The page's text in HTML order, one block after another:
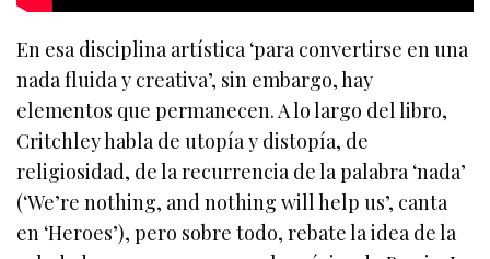
En esa disciplina artística ‘para convertirse en una
nada fluida y creativa’, sin embargo, hay
elementos que permanecen. A lo largo del libro,
Critchley habla de utopía y distopía, de
religiosidad, de la recurrencia de la palabra ‘nada’
(‘We’re nothing, and nothing will help us’, canta
en ‘Heroes’), pero sobre todo, rebate la idea de la